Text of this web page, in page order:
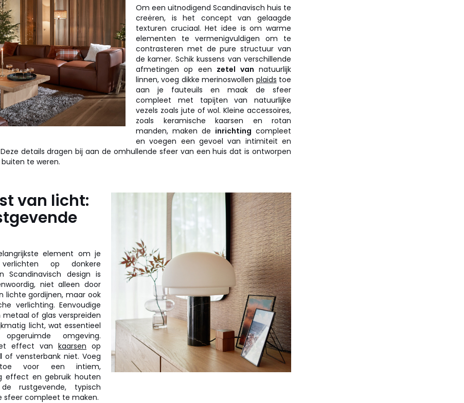
Om een uitnodigend Scandinavisch huis te
creëren, is het concept van gelaagde
texturen cruciaal. Het idee is om warme
elementen te vermenigvuldigen om te
contrasteren met de pure structuur van
de kamer. Schik kussens van verschillende
afmetingen op een zetel van natuurlijk
linnen, voeg dikke merinoswollen plaids toe
aan je fauteuils en maak de sfeer
compleet met tapijten van natuurlijke
vezels zoals jute of wol. Kleine accessoires,
zoals keramische kaarsen en rotan
manden, maken de inrichting compleet
en voegen een gevoel van intimiteit en
details dragen bij aan de omhullende sfeer van een huis dat is ontworpen
te weren.
van licht:
element om je
op donkere
Scandinavisch design is
niet alleen door
lichte gordijnen, maar ook
verlichting. Eenvoudige
of glas verspreiden
licht, wat essentieel
omgeving.
effect van kaarsen op
of vensterbank niet. Voeg
voor een intiem,
effect en gebruik houten
rustgevende, typisch
sfeer compleet te maken.